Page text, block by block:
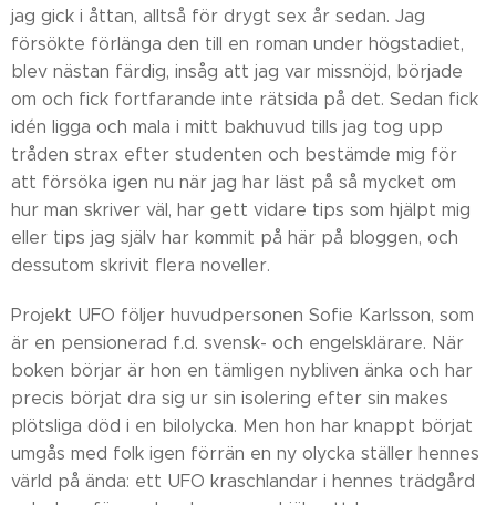
jag gick i åttan, alltså för drygt sex år sedan. Jag
försökte förlänga den till en roman under högstadiet,
blev nästan färdig, insåg att jag var missnöjd, började
om och fick fortfarande inte rätsida på det. Sedan fick
idén ligga och mala i mitt bakhuvud tills jag tog upp
tråden strax efter studenten och bestämde mig för
att försöka igen nu när jag har läst på så mycket om
hur man skriver väl, har gett vidare tips som hjälpt mig
eller tips jag själv har kommit på här på bloggen, och
dessutom skrivit flera noveller.
Projekt UFO följer huvudpersonen Sofie Karlsson, som
är en pensionerad f.d. svensk- och engelsklärare. När
boken börjar är hon en tämligen nybliven änka och har
precis börjat dra sig ur sin isolering efter sin makes
plötsliga död i en bilolycka. Men hon har knappt börjat
umgås med folk igen förrän en ny olycka ställer hennes
värld på ända: ett UFO kraschlandar i hennes trädgård